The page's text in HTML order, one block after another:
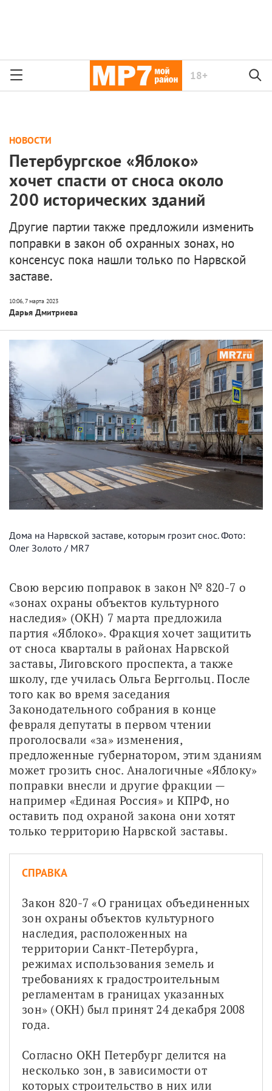
18+
НОВОСТИ
Петербургское «Яблоко»
хочет спасти от сноса около
200 исторических зданий
Другие партии также предложили изменить
поправки в закон об охранных зонах, но
консенсус пока нашли только по Нарвской
заставе.
Дарья Дмитриева
Дома на Нарвской заставе, которым грозит снос. Фото:
Олег Золото / MR7
Свою версию поправок в закон № 820-7 о
«зонах охраны объектов культурного
наследия» (ОКН) 7 марта предложила
партия «Яблоко». Фракция хочет защитить
от сноса кварталы в районах Нарвской
заставы, Лиговского проспекта, а также
школу, где училась Ольга Берггольц. После
того как во время заседания
Законодательного собрания в конце
февраля депутаты в первом чтении
проголосвали «за» изменения,
предложенные губернатором, этим зданиям
может грозить снос. Аналогичные «Яблоку»
поправки внесли и другие фракции —
например «Единая Россия» и КПРФ, но
оставить под охраной закона они хотят
только территорию Нарвской заставы.
СПРАВКА
Закон 820-7 «О границах объединенных
зон охраны объектов культурного
наследия, расположенных на
территории Санкт-Петербурга,
режимах использования земель и
требованиях к градостроительным
регламентам в границах указанных
зон» (ОКН) был принят 24 декабря 2008
года.
Согласно ОКН Петербург делится на
несколько зон, в зависимости от
которых строительство в них или